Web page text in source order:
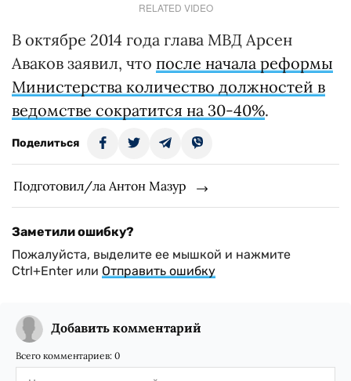
RELATED VIDEO
В октябре 2014 года глава МВД Арсен
Аваков заявил, что после начала реформы
Министерства количество должностей в
ведомстве сократится на 30-40%.
Поделиться
Подготовил/ла Антон Мазур
Заметили ошибку?
Пожалуйста, выделите ее мышкой и нажмите
Ctrl+Enter или Отправить ошибку
Добавить комментарий
Всего комментариев: 0